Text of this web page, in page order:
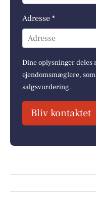
Adresse *
Adresse
Dine oplysninger deles
ejendomsmæglere,
salgsvurdering.
Bliv kontaktet